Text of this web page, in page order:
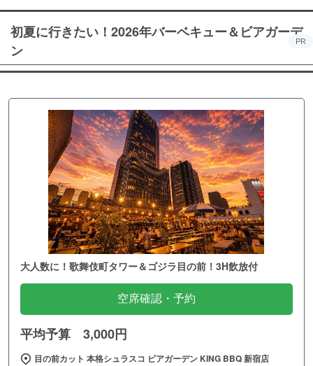
初夏に行きたい！2026年バーベキュー＆ビアガーデ
ン
PR
大人数に！歌舞伎町タワー＆ゴジラ目の前！3H飲放付
空席確認・予約
平均予算 3,000円
目の前カット 本格シュラスコ ビアガーデン KING BBQ 新宿店